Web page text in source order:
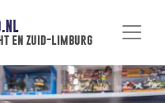
en zuid-limburg